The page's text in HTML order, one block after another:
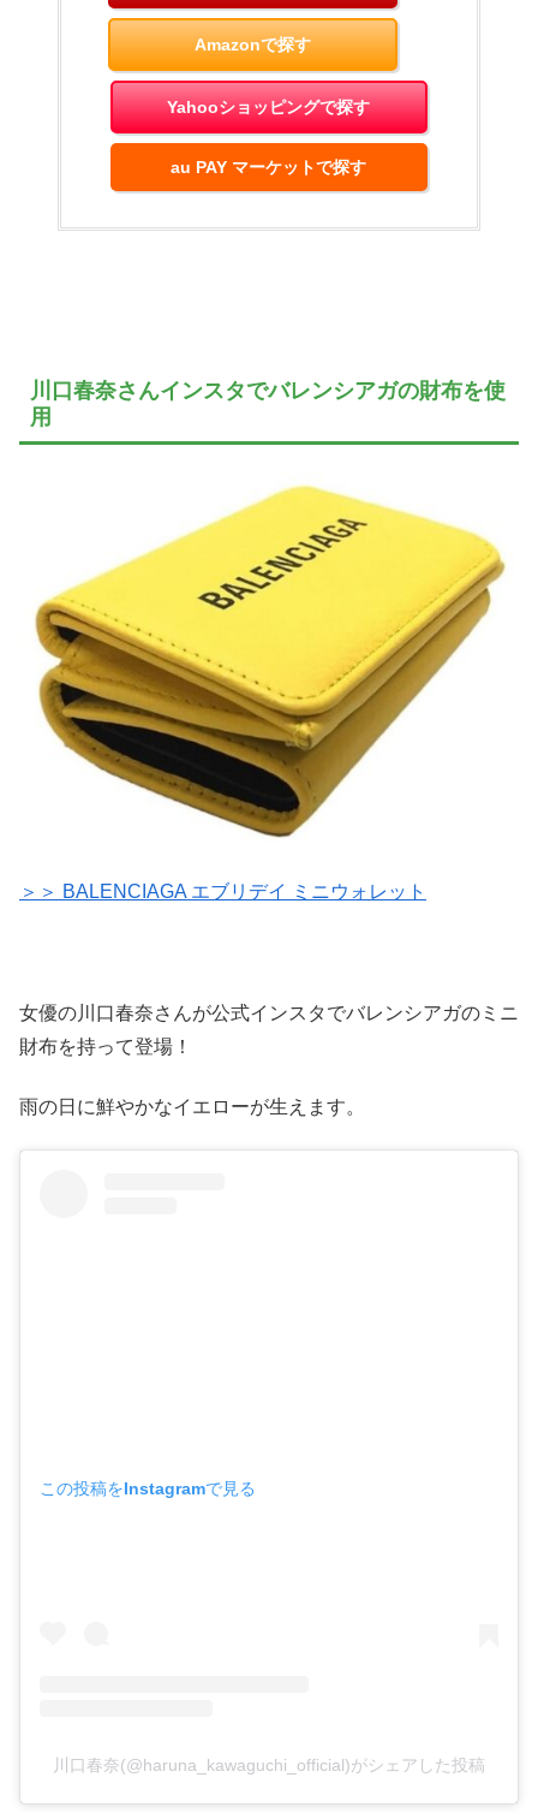
Amazonで探す
Yahooショッピングで探す
au PAY マーケットで探す
川口春奈さんインスタでバレンシアガの財布を使
用
＞＞ BALENCIAGA エブリデイ ミニウォレット
女優の川口春奈さんが公式インスタでバレンシアガのミニ
財布を持って登場！
雨の日に鮮やかなイエローが生えます。
この投稿をInstagramで見る
川口春奈(@haruna_kawaguchi_official)がシェアした投稿